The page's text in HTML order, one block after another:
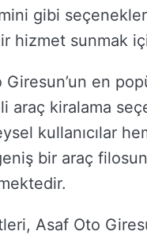
gibi
sunmak
en
araç kiralama
kullanıcılar
bir araç
Asaf Oto